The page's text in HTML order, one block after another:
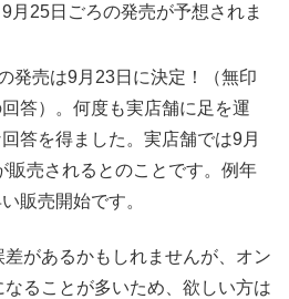
月25日ごろの発売が予想されま
発売は9月23日に決定！（無印
答）。何度も実店舗に足を運
答を得ました。実店舗では9月
販売されるとのことです。例年
販売開始です。
があるかもしれませんが、オン
ることが多いため、欲しい方は